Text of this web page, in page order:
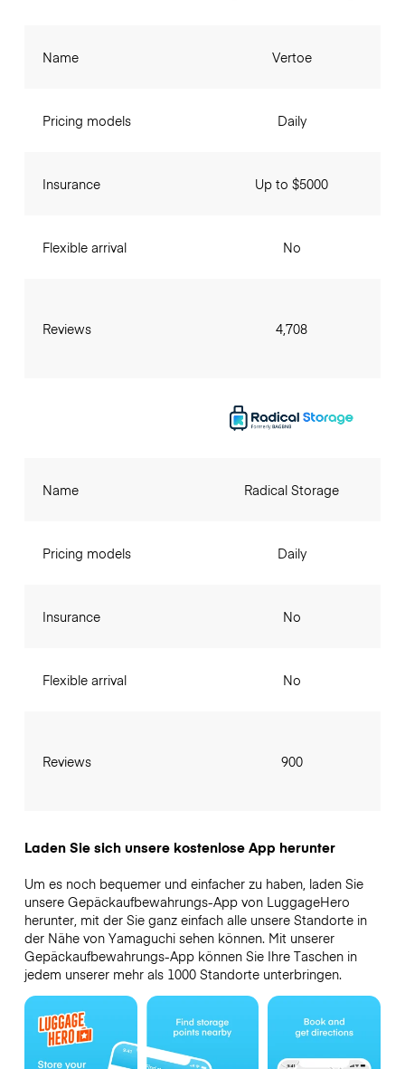
Name
Pricing models
Insurance
Flexible arrival
Reviews
Vertoe
Daily
Up to $5000
No
4,708
Name
Pricing models
Insurance
Flexible arrival
Reviews
Radical Storage
Daily
No
No
900
Laden Sie sich unsere kostenlose App herunter
Um es noch bequemer und einfacher zu haben, laden Sie
unsere Gepäckaufbewahrungs-App von LuggageHero
herunter, mit der Sie ganz einfach alle unsere Standorte in
der Nähe von Yamaguchi sehen können. Mit unserer
Gepäckaufbewahrungs-App können Sie Ihre Taschen in
jedem unserer mehr als 1000 Standorte unterbringen.